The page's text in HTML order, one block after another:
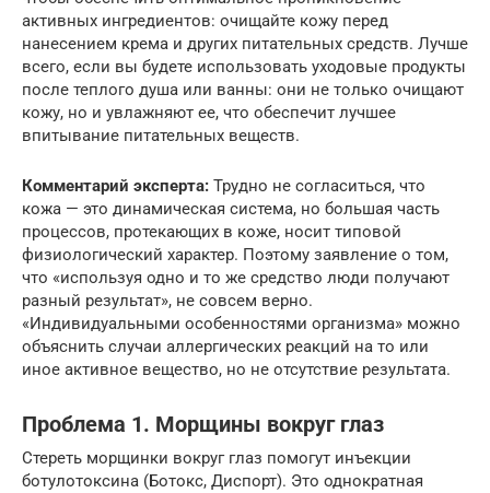
активных ингредиентов: очищайте кожу перед
нанесением крема и других питательных средств. Лучше
всего, если вы будете использовать уходовые продукты
после теплого душа или ванны: они не только очищают
кожу, но и увлажняют ее, что обеспечит лучшее
впитывание питательных веществ.
Комментарий эксперта: Трудно не согласиться, что
кожа — это динамическая система, но большая часть
процессов, протекающих в коже, носит типовой
физиологический характер. Поэтому заявление о том,
что «используя одно и то же средство люди получают
разный результат», не совсем верно.
«Индивидуальными особенностями организма» можно
объяснить случаи аллергических реакций на то или
иное активное вещество, но не отсутствие результата.
Проблема 1. Морщины вокруг глаз
Стереть морщинки вокруг глаз помогут инъекции
ботулотоксина (Ботокс, Диспорт). Это однократная